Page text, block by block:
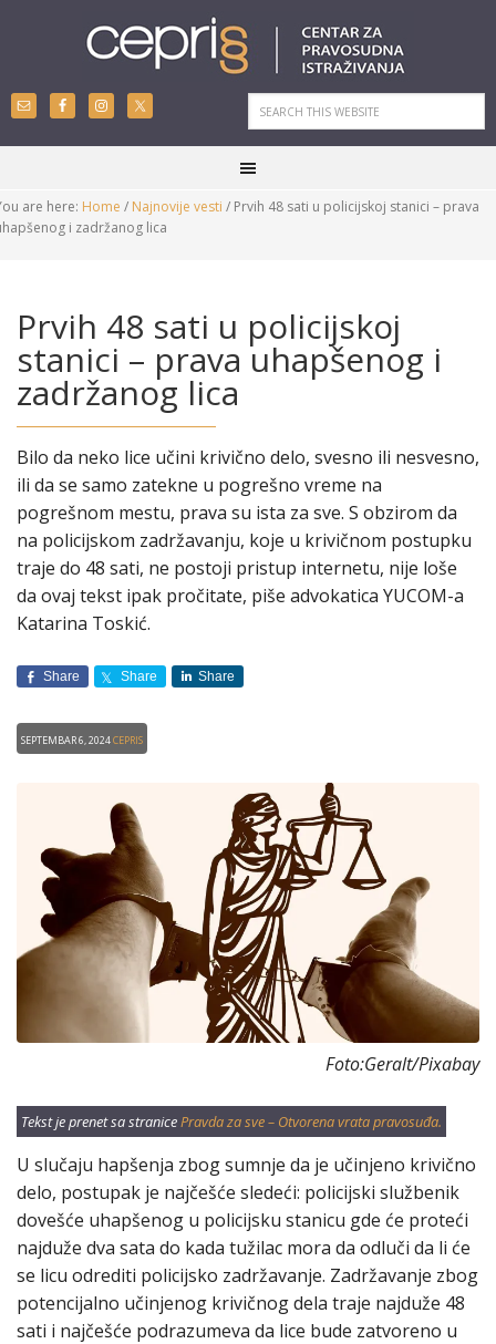
are here: Home / Najnovije vesti / Prvih 48 sati u policijskoj stanici – prava
i zadržanog lica
Prvih 48 sati u policijskoj
stanici – prava uhapšenog i
zadržanog lica
Bilo da neko lice učini krivično delo, svesno ili nesvesno,
ili da se samo zatekne u pogrešno vreme na
pogrešnom mestu, prava su ista za sve. S obzirom da
na policijskom zadržavanju, koje u krivičnom postupku
traje do 48 sati, ne postoji pristup internetu, nije loše
da ovaj tekst ipak pročitate, piše advokatica YUCOM-a
Katarina Toskić.
Share Share Share
Septembar 6, 2024CEPRIS
Foto:Geralt/Pixabay
Tekst je prenet sa stranicePravda za sve – Otvorena vrata pravosuđa.
U slučaju hapšenja zbog sumnje da je učinjeno krivično
delo, postupak je najčešće sledeći: policijski službenik
dovešće uhapšenog u policijsku stanicu gde će proteći
najduže dva sata do kada tužilac mora da odluči da li će
se licu odrediti policijsko zadržavanje. Zadržavanje zbog
potencijalno učinjenog krivičnog dela traje najduže 48
sati i najčešće podrazumeva da lice bude zatvoreno u